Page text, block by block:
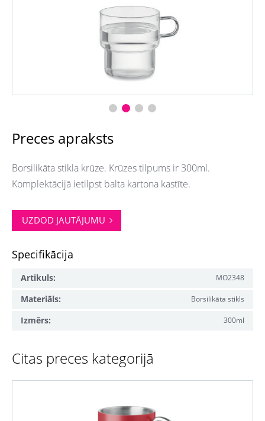
Preces apraksts
Borsilikāta stikla krūze. Krūzes tilpums ir 300ml.
Komplektācijā ietilpst balta kartona kastīte.
UZDOD JAUTĀJUMU
Specifikācija
Artikuls: MO2348
Materiāls: Borsilikāta stikls
Izmērs: 300ml
Citas preces kategorijā